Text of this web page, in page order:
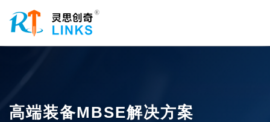
高端装备MBSE解决方案